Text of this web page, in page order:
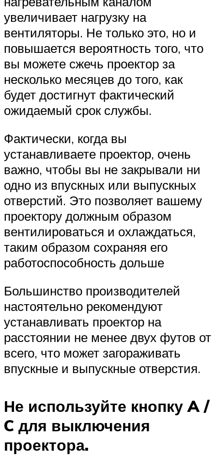
увеличивает нагрузку на
вентиляторы. Не только это, но и
повышается вероятность того, что
вы можете сжечь проектор за
несколько месяцев до того, как
будет достигнут фактический
ожидаемый срок службы.
Фактически, когда вы
устанавливаете проектор, очень
важно, чтобы вы не закрывали ни
одно из впускных или выпускных
отверстий. Это позволяет вашему
проектору должным образом
вентилироваться и охлаждаться,
таким образом сохраняя его
работоспособность дольше
Большинство производителей
настоятельно рекомендуют
устанавливать проектор на
расстоянии не менее двух футов от
всего, что может загораживать
впускные и выпускные отверстия.
Не используйте кнопку A /
C для выключения
проектора.